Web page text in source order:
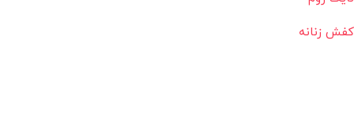
کفش زنانه